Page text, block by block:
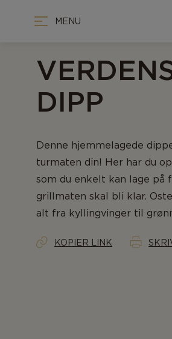
MENU
DIPP
Denne hjemmelagede
turmaten din! Her har du
som du enkelt kan lage på
grillmaten skal bli klar.
alt fra kyllingvinger til
KOPIER LINK